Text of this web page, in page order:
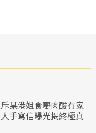
某港姐食嘢肉酸冇家
手寫信曝光揭終極真